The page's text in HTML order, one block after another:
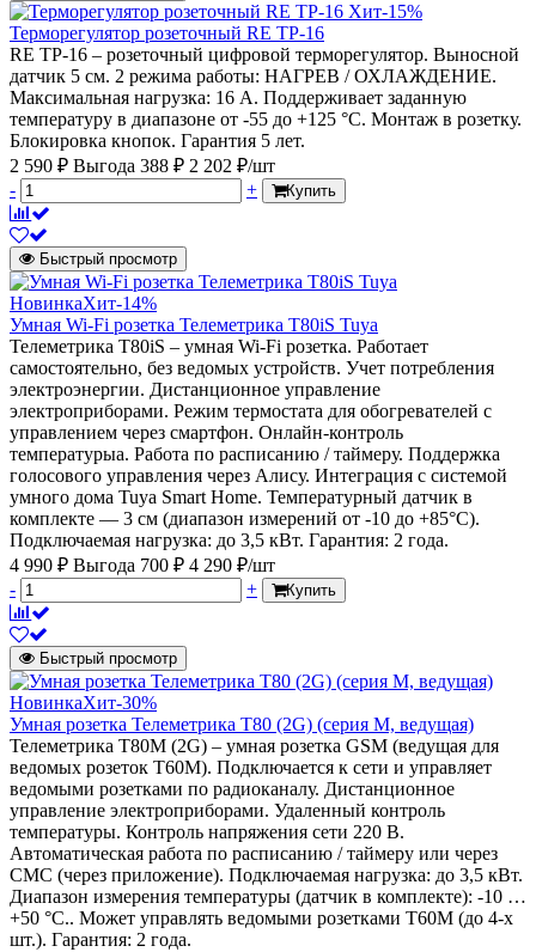
Хит-15%
Терморегулятор розеточный RE ТР-16
RE ТР-16 – розеточный цифровой терморегулятор. Выносной
датчик 5 см. 2 режима работы: НАГРЕВ / ОХЛАЖДЕНИЕ.
Максимальная нагрузка: 16 А. Поддерживает заданную
температуру в диапазоне от -55 до +125 °С. Монтаж в розетку.
Блокировка кнопок. Гарантия 5 лет.
2 590 ₽ Выгода 388 ₽ 2 202 ₽/шт
-
+ Купить
Быстрый просмотр
НовинкаХит-14%
Умная Wi-Fi розетка Телеметрика T80iS Tuya
Телеметрика T80iS – умная Wi-Fi розетка. Работает
самостоятельно, без ведомых устройств. Учет потребления
электроэнергии. Дистанционное управление
электроприборами. Режим термостата для обогревателей с
управлением через смартфон. Онлайн-контроль
температурыа. Работа по расписанию / таймеру. Поддержка
голосового управления через Алису. Интеграция с системой
умного дома Tuya Smart Home. Температурный датчик в
комплекте — 3 см (диапазон измерений от -10 до +85°C).
Подключаемая нагрузка: до 3,5 кВт. Гарантия: 2 года.
4 990 ₽ Выгода 700 ₽ 4 290 ₽/шт
-
+ Купить
Быстрый просмотр
НовинкаХит-30%
Умная розетка Телеметрика Т80 (2G) (серия M, ведущая)
Телеметрика Т80M (2G) – умная розетка GSM (ведущая для
ведомых розеток Т60M). Подключается к сети и управляет
ведомыми розетками по радиоканалу. Дистанционное
управление электроприборами. Удаленный контроль
температуры. Контроль напряжения сети 220 В.
Автоматическая работа по расписанию / таймеру или через
СМС (через приложение). Подключаемая нагрузка: до 3,5 кВт.
Диапазон измерения температуры (датчик в комплекте): -10 …
+50 °C.. Может управлять ведомыми розетками Т60M (до 4-х
шт.). Гарантия: 2 года.